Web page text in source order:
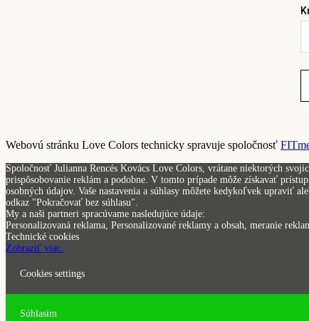
Webovú stránku Love Colors technicky spravuje spoločnosť
Spoločnosť Julianna Rencés Kovács Love Colors, vrátane niektorých
prispôsobovanie reklám a podobne. V tomto prípade môže získavať
osobných údajov. Vaše nastavenia a súhlasy môžete kedykoľvek upraviť
odkaz "Pokračovať bez súhlasu".
My a naši partneri spracúvame nasledujúce údaje:
Personalizovaná reklama, Personalizované reklamy a obsah, meranie
Technické cookies
Zobraziť viac.
Cookies settings
Súhlasím